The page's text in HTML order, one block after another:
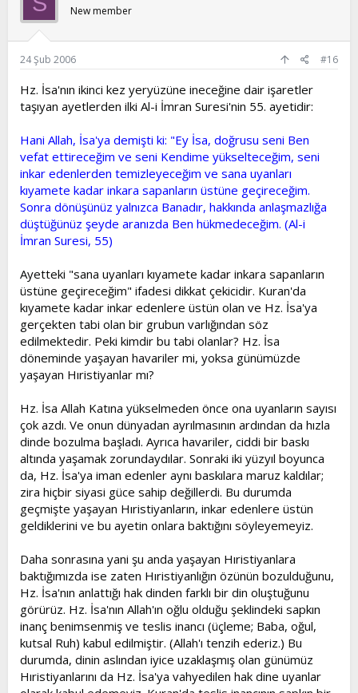
New member
24 Şub 2006 #16
Hz. İsa'nın ikinci kez yeryüzüne ineceğine dair işaretler
taşıyan ayetlerden ilki Al-i İmran Suresi'nin 55. ayetidir:
Hani Allah, İsa'ya demişti ki: "Ey İsa, doğrusu seni Ben
vefat ettireceğim ve seni Kendime yükselteceğim, seni
inkar edenlerden temizleyeceğim ve sana uyanları
kıyamete kadar inkara sapanların üstüne geçireceğim.
Sonra dönüşünüz yalnızca Banadır, hakkında anlaşmazlığa
düştüğünüz şeyde aranızda Ben hükmedeceğim. (Al-i
İmran Suresi, 55)
Ayetteki "sana uyanları kıyamete kadar inkara sapanların
üstüne geçireceğim" ifadesi dikkat çekicidir. Kuran'da
kıyamete kadar inkar edenlere üstün olan ve Hz. İsa'ya
gerçekten tabi olan bir grubun varlığından söz
edilmektedir. Peki kimdir bu tabi olanlar? Hz. İsa
döneminde yaşayan havariler mi, yoksa günümüzde
yaşayan Hıristiyanlar mı?
Hz. İsa Allah Katına yükselmeden önce ona uyanların sayısı
çok azdı. Ve onun dünyadan ayrılmasının ardından da hızla
dinde bozulma başladı. Ayrıca havariler, ciddi bir baskı
altında yaşamak zorundaydılar. Sonraki iki yüzyıl boyunca
da, Hz. İsa'ya iman edenler aynı baskılara maruz kaldılar;
zira hiçbir siyasi güce sahip değillerdi. Bu durumda
geçmişte yaşayan Hıristiyanların, inkar edenlere üstün
geldiklerini ve bu ayetin onlara baktığını söyleyemeyiz.
Daha sonrasına yani şu anda yaşayan Hıristiyanlara
baktığımızda ise zaten Hıristiyanlığın özünün bozulduğunu,
Hz. İsa'nın anlattığı hak dinden farklı bir din oluştuğunu
görürüz. Hz. İsa'nın Allah'ın oğlu olduğu şeklindeki sapkın
inanç benimsenmiş ve teslis inancı (üçleme; Baba, oğul,
kutsal Ruh) kabul edilmiştir. (Allah'ı tenzih ederiz.) Bu
durumda, dinin aslından iyice uzaklaşmış olan günümüz
Hıristiyanlarını da Hz. İsa'ya vahyedilen hak dine uyanlar